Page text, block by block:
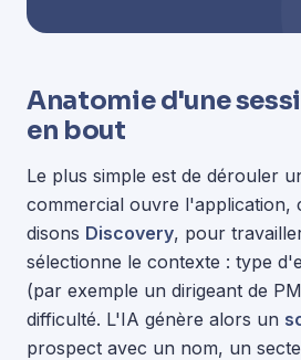
Anatomie d'une
en bout
Le plus simple est de dérouler
commercial ouvre l'application,
disons Discovery, pour
sélectionne le contexte : type
(par exemple un dirigeant de
difficulté. L'IA génère alors un
prospect avec un nom, un